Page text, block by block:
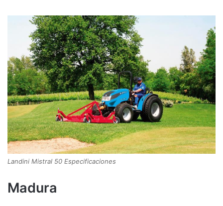
Landini Mistral 50 Especificaciones
Madura